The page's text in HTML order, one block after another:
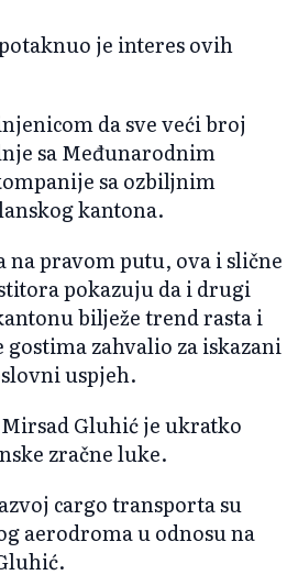
je interes ovih
da sve veći broj
sa Međunarodnim
sa ozbiljnim
kantona.
na pravom putu, ova i slične
pokazuju da i drugi
bilježe trend rasta i
zahvalio za iskazani
uspjeh.
Gluhić je ukratko
zračne luke.
cargo transporta su
aerodroma u odnosu na